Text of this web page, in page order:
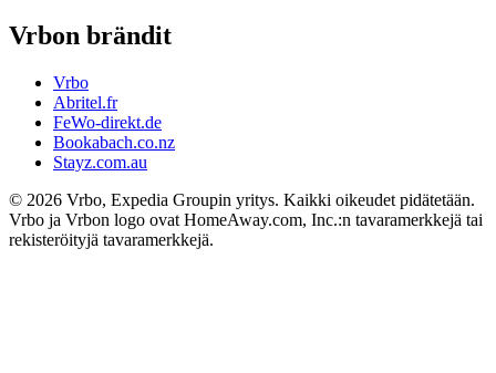
Vrbon brändit
Vrbo
Abritel.fr
FeWo-direkt.de
Bookabach.co.nz
Stayz.com.au
© 2026 Vrbo, Expedia Groupin yritys. Kaikki oikeudet pidätetään.
Vrbo ja Vrbon logo ovat HomeAway.com, Inc.:n tavaramerkkejä tai
rekisteröityjä tavaramerkkejä.